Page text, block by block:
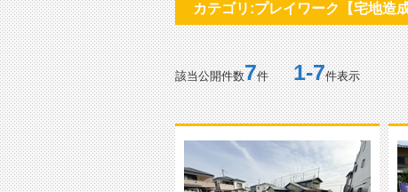
カテゴリ:プレイワーク【宅地造成
該当公開件数7件1-7件表示